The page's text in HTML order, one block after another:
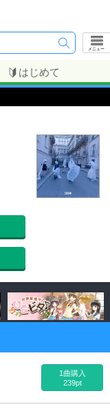
メニュー
はじめて
1曲購入
239pt